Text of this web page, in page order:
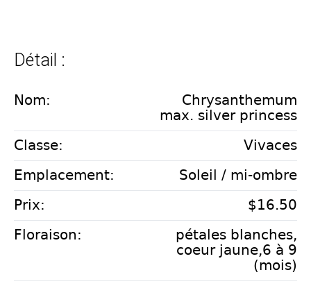
Détail :
Nom:
Chrysanthemum
max. silver princess
Classe:
Vivaces
Emplacement:
Soleil / mi-ombre
Prix:
$16.50
Floraison:
pétales blanches,
coeur jaune,6 à 9
(mois)